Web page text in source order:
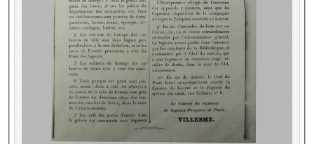
Répertoire des catalogues
Répertoire des manuscrits du XXe siècle
Publications
Guides des sources publiés
Ouvrages et documents sur la BnF numérisés dans Gallica